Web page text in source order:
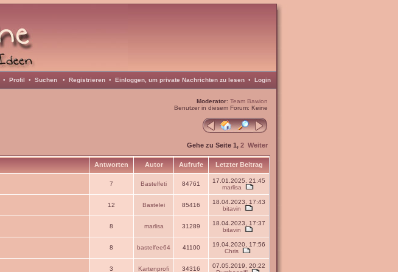
• Profil • Suchen • Registrieren • Einloggen, um private Nachrichten zu lesen • Login
Moderator: Team Bawion
Benutzer in diesem Forum: Keine
Gehe zu Seite 1, 2 Weiter
Antworten Autor Aufrufe Letzter Beitrag
7 Bastelfeti 84761
17.01.2025, 21:45
marlisa
12 Bastelei 85416
18.04.2023, 17:43
bitavin
8 marlisa 31289
18.04.2023, 17:37
bitavin
8 bastelfee64 41100
19.04.2020, 17:56
Chris
3 Kartenprofi 34316
07.05.2019, 20:22